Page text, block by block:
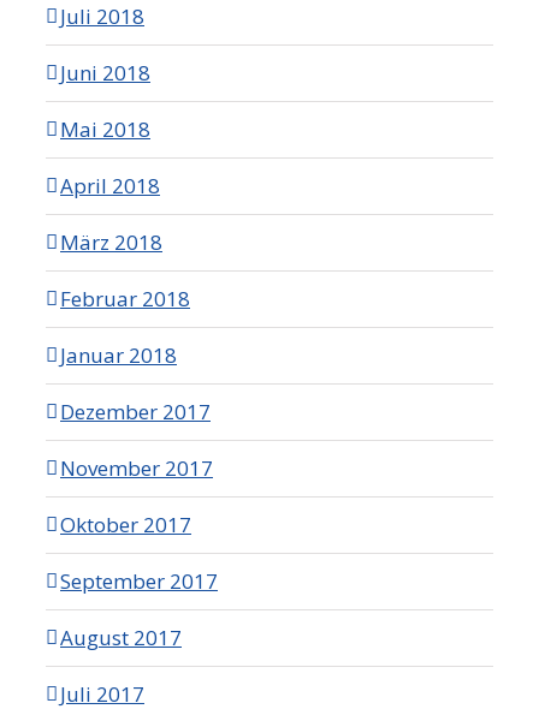
Juli 2018
Juni 2018
Mai 2018
April 2018
März 2018
Februar 2018
Januar 2018
Dezember 2017
November 2017
Oktober 2017
September 2017
August 2017
Juli 2017